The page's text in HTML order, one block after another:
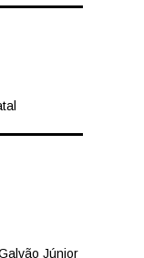
Júnior